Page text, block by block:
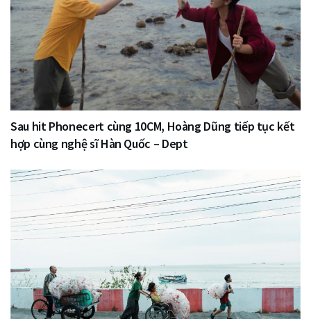
Sau hit Phonecert cùng 10CM, Hoàng Dũng tiếp tục kết
hợp cùng nghệ sĩ Hàn Quốc – Dept